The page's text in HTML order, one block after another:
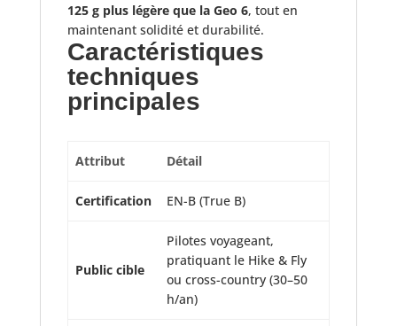
125 g plus légère que la Geo 6, tout en
maintenant solidité et durabilité.
Caractéristiques
techniques
principales
Attribut Détail
Certification EN-B (True B)
Public cible
Pilotes voyageant,
pratiquant le Hike & Fly
ou cross-country (30–50
h/an)